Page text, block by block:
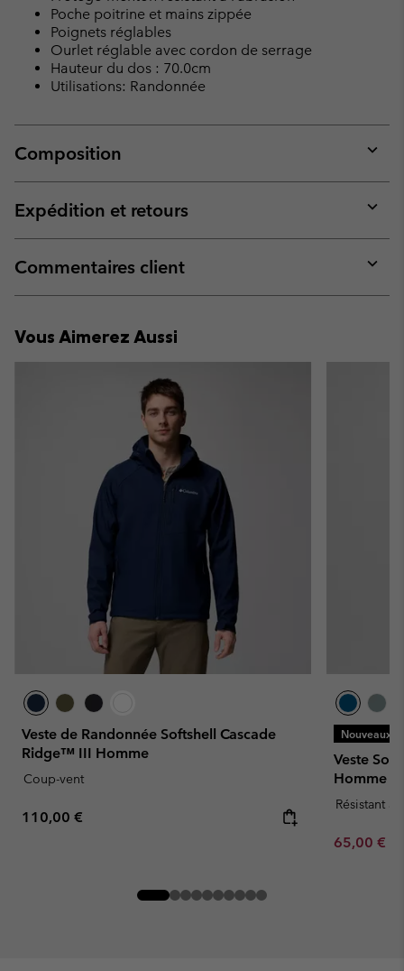
Poche poitrine et mains zippée
Poignets réglables
Ourlet réglable avec cordon de serrage
Hauteur du dos : 70.0cm
Utilisations: Randonnée
Composition
or
Expédition et retours
or
Commentaires client
or
Vous Aimerez Aussi
Veste de Randonnée Softshell Cascade
Ridge™ III Homme
Coup-vent
Regular price:
110,00 €
Nouveaux
Veste
Homme
Résistant à
Minimum
65,00 €